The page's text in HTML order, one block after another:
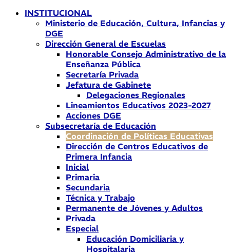
INSTITUCIONAL
Ministerio de Educación, Cultura, Infancias y
DGE
Dirección General de Escuelas
Honorable Consejo Administrativo de la
Enseñanza Pública
Secretaría Privada
Jefatura de Gabinete
Delegaciones Regionales
Lineamientos Educativos 2023-2027
Acciones DGE
Subsecretaría de Educación
Coordinación de Políticas Educativas
Dirección de Centros Educativos de
Primera Infancia
Inicial
Primaria
Secundaria
Técnica y Trabajo
Permanente de Jóvenes y Adultos
Privada
Especial
Educación Domiciliaria y
Hospitalaria